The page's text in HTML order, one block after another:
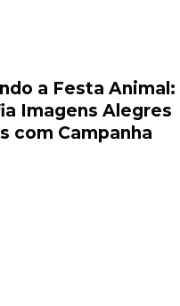
a Festa Animal:
Imagens Alegres
com Campanha